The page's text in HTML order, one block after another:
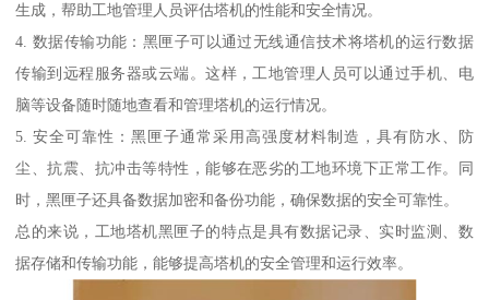
生成，帮助工地管理人员评估塔机的性能和安全情况。
4. 数据传输功能：黑匣子可以通过无线通信技术将塔机的运行数据
传输到远程服务器或云端。这样，工地管理人员可以通过手机、电
脑等设备随时随地查看和管理塔机的运行情况。
5. 安全可靠性：黑匣子通常采用高强度材料制造，具有防水、防
尘、抗震、抗冲击等特性，能够在恶劣的工地环境下正常工作。同
时，黑匣子还具备数据加密和备份功能，确保数据的安全可靠性。
总的来说，工地塔机黑匣子的特点是具有数据记录、实时监测、数
据存储和传输功能，能够提高塔机的安全管理和运行效率。